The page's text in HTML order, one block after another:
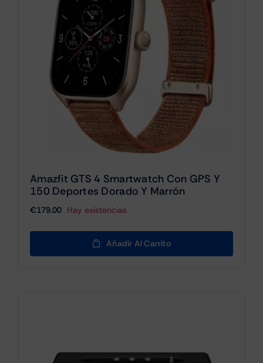
Amazfit GTS 4 Smartwatch Con GPS Y
150 Deportes Dorado Y Marrón
€179.00 Hay existencias
Añadir Al Carrito